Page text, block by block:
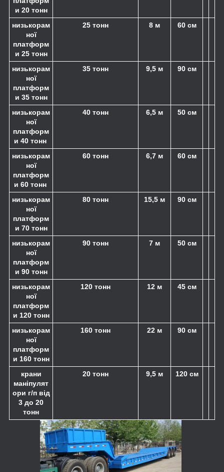
и 20 тонн
низькорам
ної
платформ
и 25 тонн
25 тонн 8 м 60 см
низькорам
ної
платформ
и 35 тонн
35 тонн 9,5 м 90 см
низькорам
ної
платформ
и 40 тонн
40 тонн 6,5 м 50 см
низькорам
ної
платформ
и 60 тонн
60 тонн 6,7 м 60 см
низькорам
ної
платформ
и 70 тонн
80 тонн 15,5 м 90 см
низькорам
ної
платформ
и 90 тонн
90 тонн 7 м 50 см
низькорам
ної
платформ
и 120 тонн
120 тонн 12 м 45 см
низькорам
ної
платформ
и 160 тонн
160 тонн 22 м 90 см
крани
маніпулят
ори г/п від
3 до 20
тонн
20 тонн 9,5 м 120 см